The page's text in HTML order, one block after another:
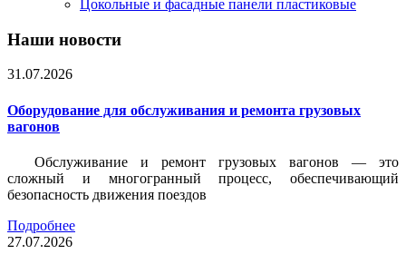
Цокольные и фасадные панели пластиковые
Наши новости
31.07.2026
Оборудование для обслуживания и ремонта грузовых
вагонов
Обслуживание и ремонт грузовых вагонов — это
сложный и многогранный процесс, обеспечивающий
безопасность движения поездов
Подробнее
27.07.2026